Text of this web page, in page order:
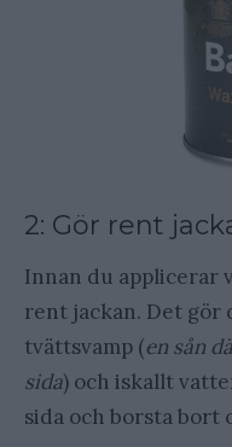
2: Gör rent
Innan du applicerar
rent jackan. Det gör
tvättsvamp (en sån
sida) och iskallt
sida och borsta bort